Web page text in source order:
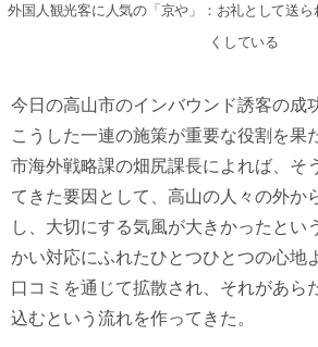
外国人観光客に人気の「京や」：お礼として送
くしている
今日の高山市のインバウンド誘客の成
こうした一連の施策が重要な役割を果
市海外戦略課の畑尻課長によれば、そ
てきた要因として、高山の人々の外か
し、大切にする気風が大きかったとい
かい対応にふれたひとつひとつの心地
口コミを通じて拡散され、それがあら
込むという流れを作ってきた。